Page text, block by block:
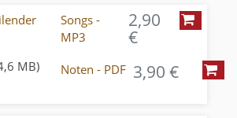
MB)
Songs -
MP3
2,90
€
Noten - PDF 3,90 €